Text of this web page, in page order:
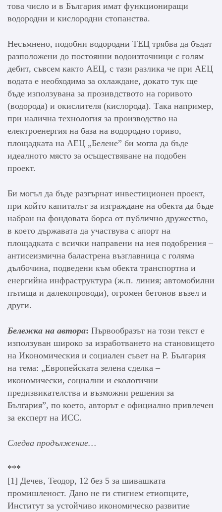
това число и в България имат функциониращи
водородни и кислородни стопанства.
Несъмнено, подобни водородни ТЕЦ трябва да бъдат
разположени до постоянни водоизточници с голям
дебит, съвсем както АЕЦ, с тази разлика че при АЕЦ
водата е необходима за охлаждане, докато тук ще
бъде използувана за прозивдството на горивото
(водорода) и окислителя (кислорода). Така например,
при налична технология за производство на
електроенергия на база на водородно гориво,
площадката на АЕЦ „Белене” би могла да бъде
идеалното място за осъществяване на подобен
проект.
Би могъл да бъде разгърнат инвестиционен проект,
при който капиталът за изграждане на обекта да бъде
набран на фондовата борса от публично дружество,
в което държавата да участвува с апорт на
площадката с всички направени на нея подобрения –
антисеизмична баластрена възглавница с голяма
дълбочина, подведени към обекта транспортна и
енергийна инфраструктура (ж.п. линия; автомобилни
пътища и далекопроводи), огромен бетонов възел и
други.
Бележка на автора: Първообразът на този текст е
използуван широко за изработването на становището
на Икономическия и социален съвет на Р. България
на тема: „Европейската зелена сделка –
икономически, социални и екологични
предизвикателства и възможни решения за
България”, по което, авторът е официално привлечен
за експерт на ИСС.
Следва продължение…
***
[1] Дечев, Теодор, 12 без 5 за шивашката
промишленост. Дано не ги стигнем етиопците,
Институт за устойчиво икономическо развитие